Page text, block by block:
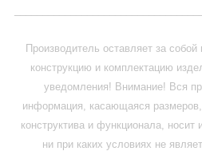
Производитель оставляет за
конструкцию и комплектацию
уведомления! Внимание! Вся
информация, касающаяся
конструктива и функционала,
ни при каких условиях не